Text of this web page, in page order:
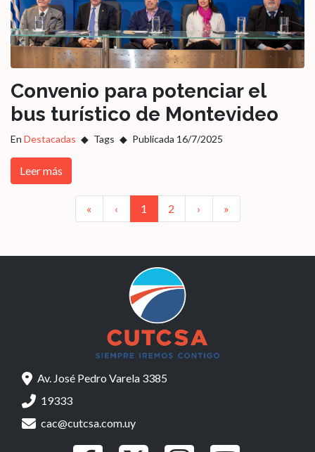
Convenio para potenciar el
bus turístico de Montevideo
En Destacadas Tags Publicada 16/7/2025
Leer más
« Anterior
‹ Anterior
1 2 › Siguiente
»Siguiente
Av. José Pedro Varela 3385
19333
cac@cutcsa.com.uy